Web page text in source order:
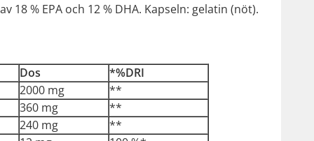
18 % EPA och 12 % DHA. Kapseln: gelatin (nöt).
Dos
*%DRI
2000 mg
**
360 mg
**
240 mg
**